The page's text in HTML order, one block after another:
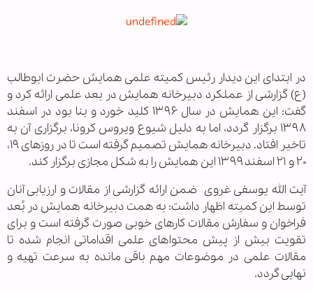
در ابتدای این دیدار رئیس کمیته علمی همایش حضرت ابوطالب
(ع) گزارشی از عملکرد دبیرخانه همایش در بعد علمی ارائه کرد و
گفت: این همایش در سال ۱۳۹۶ کلید خورد و بنا بود در اسفند
۱۳۹۸ برگزار گردد، اما به دلیل شیوع ویروس کرونا، برگزاری آن به
تاخیر افتاد. دبیرخانه همایش تصمیم گرفته است تا در روزهای ۱۹،
۲۰ و ۲۱ اسفند ۱۳۹۹ این همایش را به شکل مجازی برگزار کند.
آیت الله یوسفی غروی ضمن ارائه گزارشی از مقالات و ارزیابی آنان
توسط این کمیته اظهار داشت: به همت دبیرخانه همایش در بُعد
فراخوان و سفارش مقالات کارهای خوبی صورت گرفته است و برای
تقویت بیش از پیش محتواهای علمی اقداماتی انجام شده تا
مقالات علمی در موضوعات مهم باقی مانده به سرعت تهیه و
نهایی گردد.